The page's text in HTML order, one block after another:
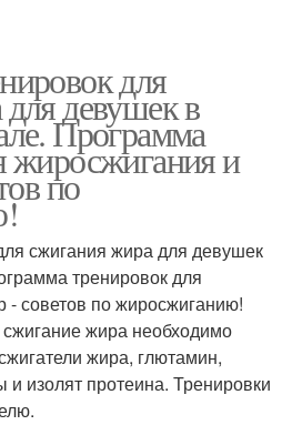
для
девушек в
Программа
жиросжигания и
по
сжигания жира для девушек
тренировок для
- советов по жиросжиганию!
жира необходимо
жира, глютамин,
изолят протеина. Тренировки